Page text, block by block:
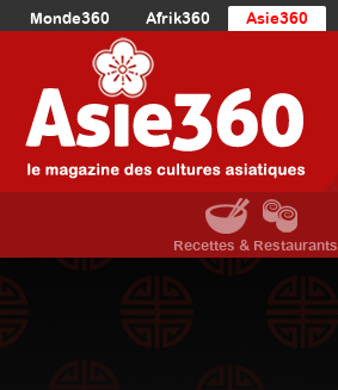
Monde360 Afrik360 Asie360
Europe360
Océanie360
Recettes & Restaurants